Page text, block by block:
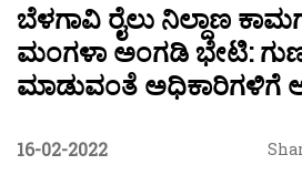
ಬೆಳಗಾವಿ ರೈಲು ನಿಲ್ದಾಣ
ಮಂಗಳಾ ಅಂಗಡಿ ಭೇಟಿ:
ಮಾಡುವಂತೆ ಅಧಿಕಾರಿಗಳಿಗೆ
16-02-2022